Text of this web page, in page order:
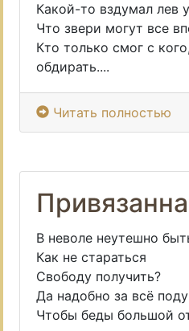
Какой-то вздумал лев
Что звери могут все
Кто только смог с
обдирать....
Читать полностью
В неволе неутешно
Как не стараться
Свободу получить?
Да надобно за всё
Чтобы беды большой